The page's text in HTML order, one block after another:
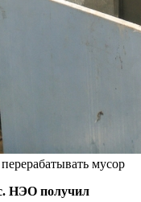
мусор
НЭО получил